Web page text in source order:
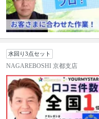
水回り3点セット
NAGAREBOSHI 京都支店